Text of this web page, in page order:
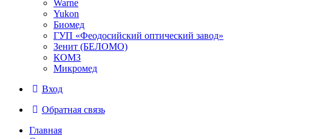
Warne
Yukon
Биомед
ГУП «Феодосийский оптический завод»
Зенит (БЕЛОМО)
КОМЗ
Микромед
Вход
Обратная связь
Главная